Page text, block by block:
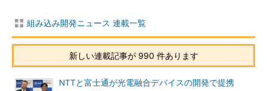
組み込み開発ニュース 連載一覧
新しい連載記事が 990 件あります
NTTと富士通が光電融合デバイスの開発で提携